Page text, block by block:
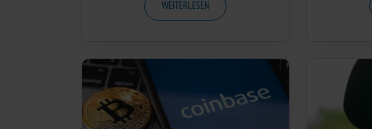
WEITERLESEN